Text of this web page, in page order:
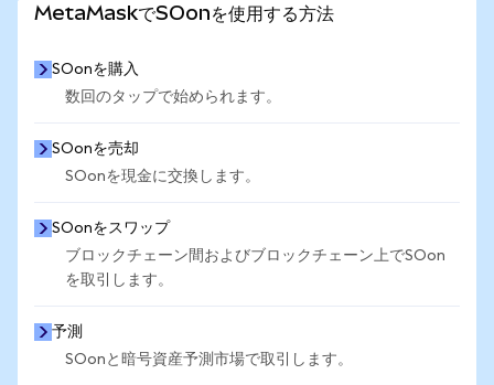
MetaMaskでSOonを使用する方法
SOonを購入
数回のタップで始められます。
SOonを売却
SOonを現金に交換します。
SOonをスワップ
ブロックチェーン間およびブロックチェーン上でSOon
を取引します。
予測
SOonと暗号資産予測市場で取引します。